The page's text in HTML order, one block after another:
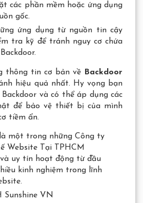
các phần mềm hoặc ứng dụng
gốc.
ứng dụng từ nguồn tin cậy
tra kỹ để tránh nguy cơ chứa
thông tin cơ bản về
Backdoor
hiệu quả nhất. Hy vọng bạn
và có thể áp dụng các
để bảo vệ thiết bị của mình
tiềm ẩn.
một trong những Công ty
Website Tại TPHCM
uy tín hoạt động từ đầu
kinh nghiệm trong lĩnh
VN